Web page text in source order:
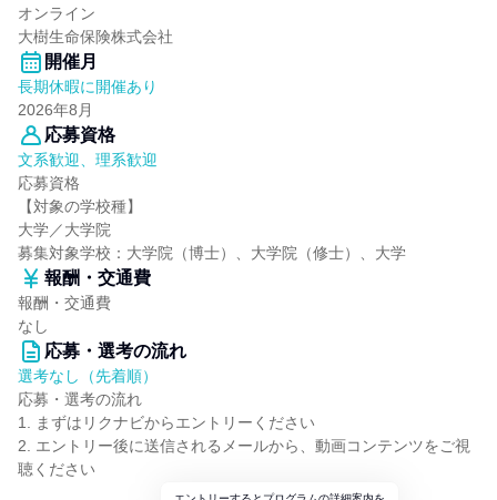
オンライン
大樹生命保険株式会社
開催月
長期休暇に開催あり
2026年8月
応募資格
文系歓迎、理系歓迎
応募資格
【対象の学校種】
大学／大学院
募集対象学校：大学院（博士）、大学院（修士）、大学
報酬・交通費
報酬・交通費
なし
応募・選考の流れ
選考なし（先着順）
応募・選考の流れ
1. まずはリクナビからエントリーください
2. エントリー後に送信されるメールから、動画コンテンツをご視
聴ください